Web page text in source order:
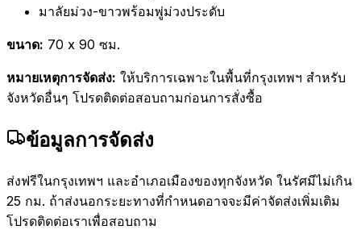
มาลัยม่วง-ขาวพร้อมพู่ม่วงประดับ
ขนาด: 70 x 90 ซม.
หมายเหตุการจัดส่ง: ให้บริการเฉพาะในพื้นที่กรุงเทพฯ สำหรับ
จังหวัดอื่นๆ โปรดติดต่อสอบถามก่อนการสั่งซื้อ
ข้อมูลการจัดส่ง
ส่งฟรีในกรุงเทพฯ และอำเภอเมืองของทุกจังหวัด ในรัศมีไม่เกิน
25 กม. ถ้าส่งนอกระยะทางที่กำหนดอาจจะมีค่าจัดส่งเพิ่มเติม
โปรดติดต่อเราเพื่อสอบถาม